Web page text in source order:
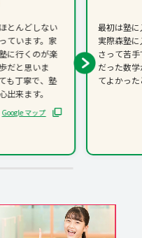
とんどしない
ています。家
に行くのが楽
だと思いま
も丁寧で、塾
出来ます。
Google マップ
最初は塾
実際森塾
さって苦
だった数
てよかっ